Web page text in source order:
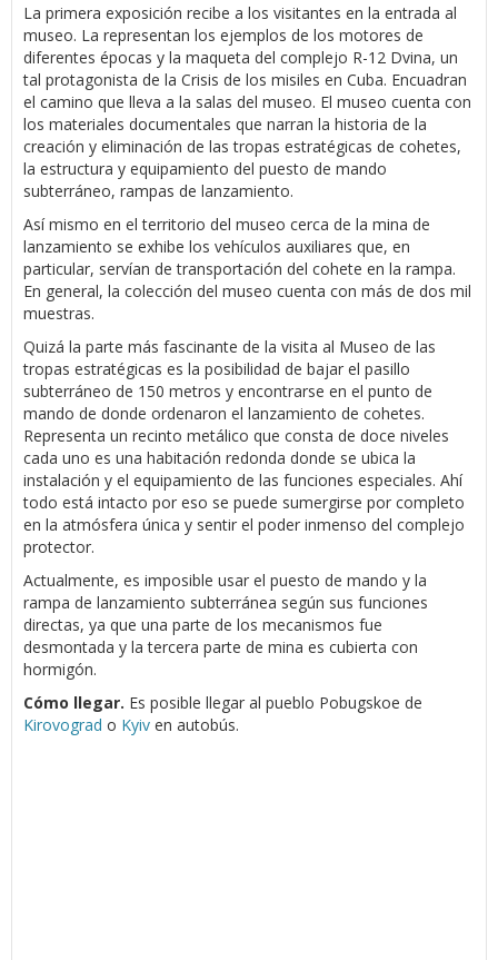
La primera exposición recibe a los visitantes en la entrada al
museo. La representan los ejemplos de los motores de
diferentes épocas y la maqueta del complejo R-12 Dvina, un
tal protagonista de la Crisis de los misiles en Cuba. Encuadran
el camino que lleva a la salas del museo. El museo cuenta con
los materiales documentales que narran la historia de la
creación y eliminación de las tropas estratégicas de cohetes,
la estructura y equipamiento del puesto de mando
subterráneo, rampas de lanzamiento.
Así mismo en el territorio del museo cerca de la mina de
lanzamiento se exhibe los vehículos auxiliares que, en
particular, servían de transportación del cohete en la rampa.
En general, la colección del museo cuenta con más de dos mil
muestras.
Quizá la parte más fascinante de la visita al Museo de las
tropas estratégicas es la posibilidad de bajar el pasillo
subterráneo de 150 metros y encontrarse en el punto de
mando de donde ordenaron el lanzamiento de cohetes.
Representa un recinto metálico que consta de doce niveles
cada uno es una habitación redonda donde se ubica la
instalación y el equipamiento de las funciones especiales. Ahí
todo está intacto por eso se puede sumergirse por completo
en la atmósfera única y sentir el poder inmenso del complejo
protector.
Actualmente, es imposible usar el puesto de mando y la
rampa de lanzamiento subterránea según sus funciones
directas, ya que una parte de los mecanismos fue
desmontada y la tercera parte de mina es cubierta con
hormigón.
Cómo llegar. Es posible llegar al pueblo Pobugskoe de
Kirovograd o Kyiv en autobús.